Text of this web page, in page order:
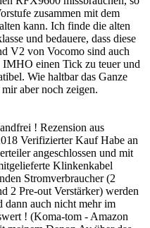
zusammen mit dem
kann. Ich finde die alten
und bedauere, dass diese
V2 von Vocomo sind auch
einen Tick zu teuer und
Wie haltbar das Ganze
aber noch zeigen.
! Rezension aus
Verifizierter Kauf Habe an
angeschlossen und mit
Klinkenkabel
Stromverbraucher (2
2 Pre-out Verstärker) werden
dann auch nicht mehr im
! (Koma-tom - Amazon